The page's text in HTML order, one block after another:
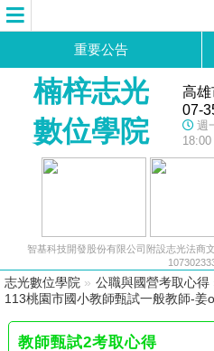
重要公告
楠梓志光
數位學院
高
07-
週
18:00
智基科技開發股份有限公司附設志光法商
志光數位學院 » 公職與國營考取心得
113桃園市國小教師甄試一般教師-姜
教師甄試2考取心得